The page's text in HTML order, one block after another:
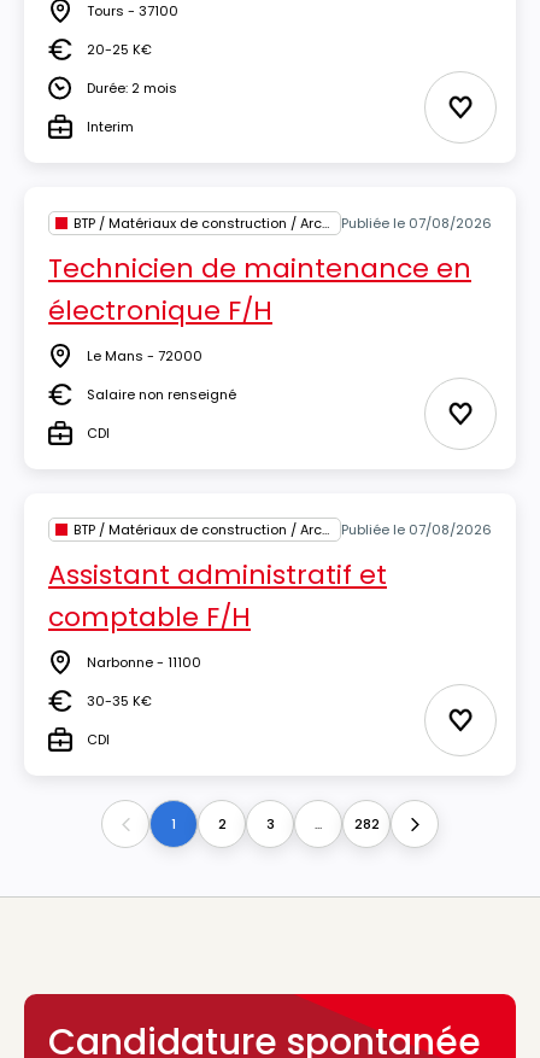
Lieu Tours - 37100
Salaire20-25 K€
DuréeDurée: 2 mois
TypeInterim Ajouter
BTP / Matériaux de construction / Architecture Publiée le 07/08/2026
Technicien de maintenance en
électronique F/H
Lieu Le Mans - 72000
SalaireSalaire non renseigné
TypeCDI Ajouter
BTP / Matériaux de construction / Architecture Publiée le 07/08/2026
Assistant administratif et
comptable F/H
Lieu Narbonne - 11100
Salaire30-35 K€
TypeCDI Ajouter
Previous1 2 3 ... 282 Next
Candidature spontanée